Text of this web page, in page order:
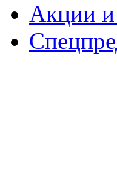
Акции и